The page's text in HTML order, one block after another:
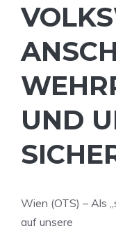
UND
Wien (OTS) – Als
auf unsere